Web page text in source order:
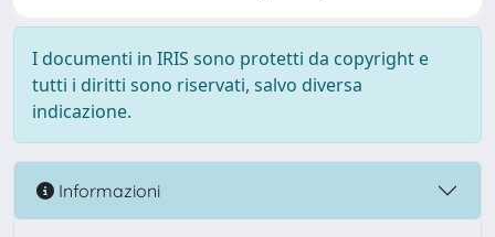
I documenti in IRIS sono protetti da copyright e
tutti i diritti sono riservati, salvo diversa
indicazione.
Informazioni